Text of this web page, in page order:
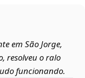
em São Jorge,
resolveu o ralo
funcionando.